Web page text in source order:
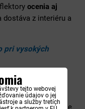
ocenia aj
dostáva z interiéru a
pri vysokých
vetranie
teplôt. Pri
auta. Počas
dymovej farbe nie je
tejto webovej
údajov o jej
a služby tretích